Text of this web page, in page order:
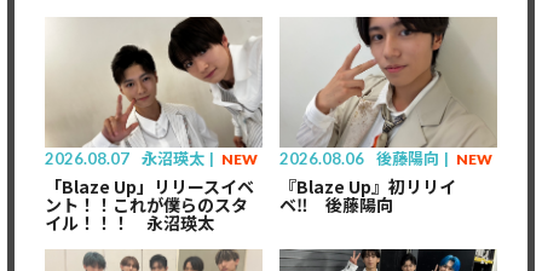
2026.08.07 永沼瑛太 NEW
「Blaze Up」リリースイベ
ント！！これが僕らのスタ
イル！！！ 永沼瑛太
2026.08.06 後藤陽向 NEW
『Blaze Up』初リリイ
ベ‼️ 後藤陽向
Member's only